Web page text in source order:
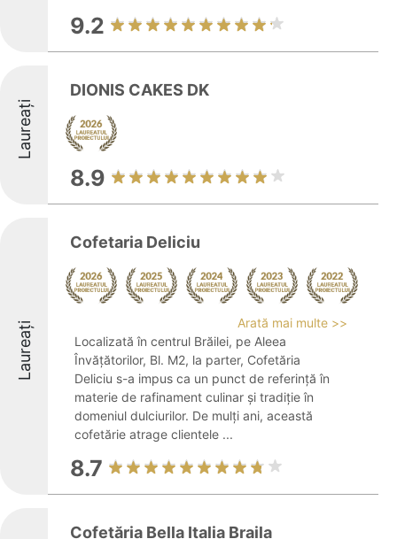
9.2
Laureați
DIONIS CAKES DK
8.9
Laureați
Cofetaria Deliciu
Arată mai multe >>
Localizată în centrul Brăilei, pe Aleea
Învățătorilor, Bl. M2, la parter, Cofetăria
Deliciu s-a impus ca un punct de referință în
materie de rafinament culinar și tradiție în
domeniul dulciurilor. De mulți ani, această
cofetărie atrage clientele ...
8.7
Cofetăria Bella Italia Braila